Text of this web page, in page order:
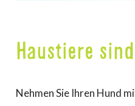
Haustiere
Nehmen Sie Ihren Hund